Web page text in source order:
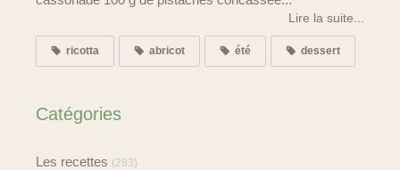
Lire la suite...
ricotta abricot été dessert
Catégories
Les recettes (283)